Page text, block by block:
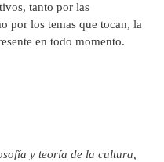
tanto por las
por los temas que tocan, la
en todo momento.
y teoría de la cultura,